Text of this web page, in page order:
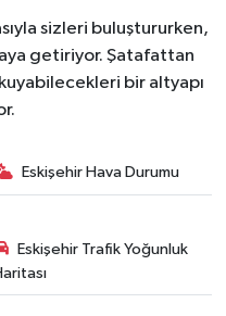
sizleri buluştururken,
getiriyor. Şatafattan
bir altyapı
Eskişehir Hava Durumu
Eskişehir Trafik Yoğunluk